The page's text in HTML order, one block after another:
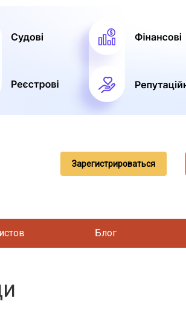
Зарегистрироваться
Блог